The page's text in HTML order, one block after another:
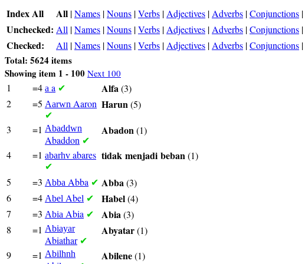
Index All All |Names |Nouns |Verbs | Adjectives | Adverbs |Conjunctions |
Unchecked: All |Names |Nouns |Verbs | Adjectives | Adverbs |Conjunctions |
Checked: All |Names |Nouns |Verbs | Adjectives | Adverbs |Conjunctions |
Total: 5624 items
Showing item 1 - 100 Next 100
1 =4 a a ✔ Alfa(3)
2
=5 Aarwn Aaron
✔
Harun(5)
3 =1 Abaddwn
Abaddon ✔
Abadon(1)
4 =1 abarhv abares
✔
tidak menjadi beban(1)
5
=3 Abba Abba ✔ Abba(3)
6
=4 Abel Abel ✔ Habel(4)
7
=3 Abia Abia ✔ Abia(3)
8
=1 Abiayar
Abiathar ✔
Abyatar(1)
9 =1 Abilhnh Abilene(1)